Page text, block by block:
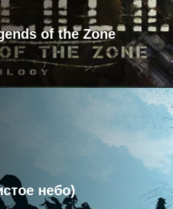
of the Zone
небо)